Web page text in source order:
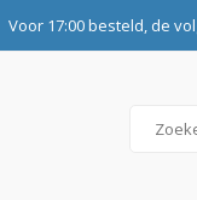
Voor 17:00 besteld, de